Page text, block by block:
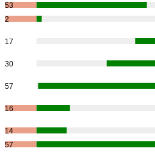
53
2
17
30
57
16
14
57